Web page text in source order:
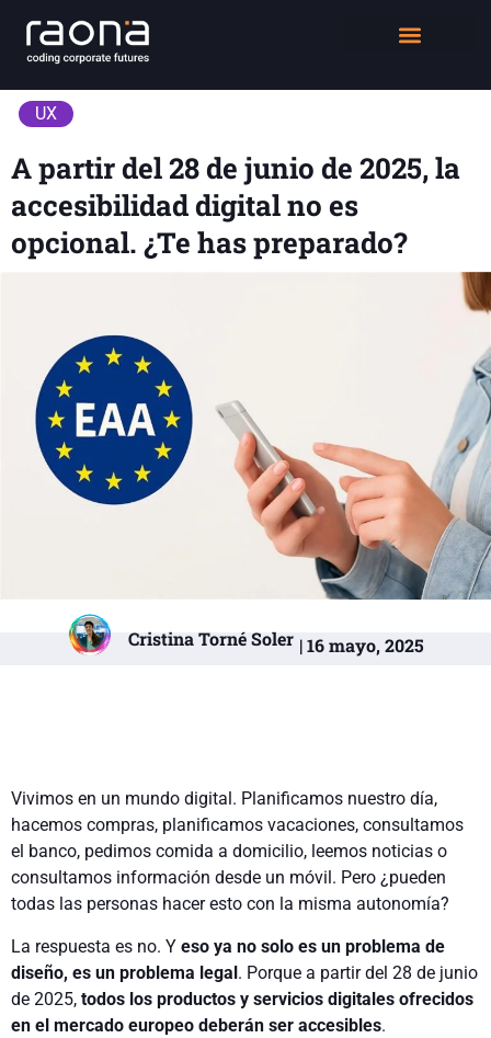
UX
A partir del 28 de junio de 2025, la
accesibilidad digital no es
opcional. ¿Te has preparado?
Cristina Torné Soler | 16 mayo, 2025
Vivimos en un mundo digital. Planificamos nuestro día,
hacemos compras, planificamos vacaciones, consultamos
el banco, pedimos comida a domicilio, leemos noticias o
consultamos información desde un móvil. Pero ¿pueden
todas las personas hacer esto con la misma autonomía?
La respuesta es no. Y eso ya no solo es un problema de
diseño, es un problema legal. Porque a partir del 28 de junio
de 2025, todos los productos y servicios digitales ofrecidos
en el mercado europeo deberán ser accesibles.